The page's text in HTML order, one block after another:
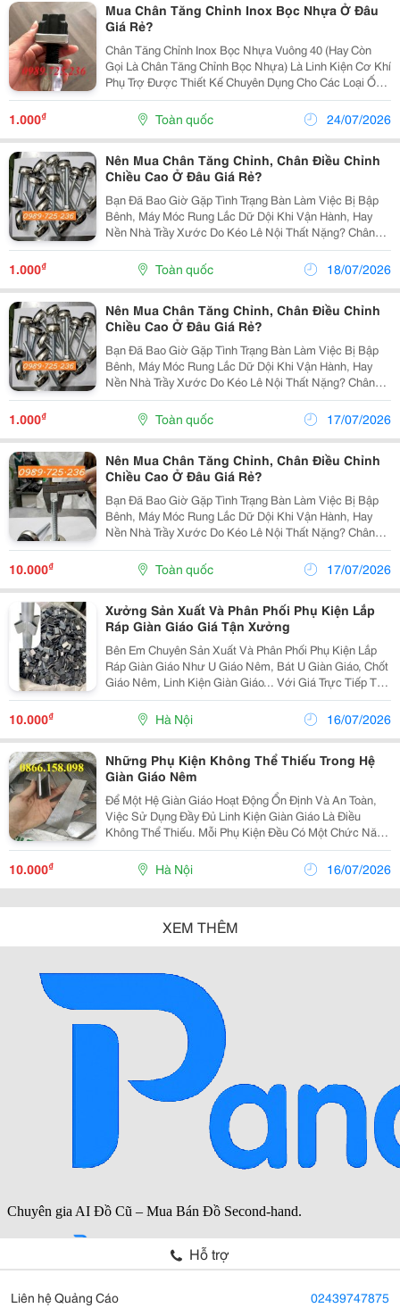
Mua Chân Tăng Chỉnh Inox Bọc Nhựa Ở Đâu
Giá Rẻ?
Chân Tăng Chỉnh Inox Bọc Nhựa Vuông 40 (Hay Còn
Gọi Là Chân Tăng Chỉnh Bọc Nhựa) Là Linh Kiện Cơ Khí
Phụ Trợ Được Thiết Kế Chuyên Dụng Cho Các Loại Ống
Hộp Vuông Có Kích Thước 40X40Mm. Sản Phẩm Là Sự
Kết Hợp Hoàn Hảo Giữa Cốt Ren Bằng Inox Bên...
1.000₫ Toàn quốc 24/07/2026
Nên Mua Chân Tăng Chỉnh, Chân Điều Chỉnh
Chiều Cao Ở Đâu Giá Rẻ?
Bạn Đã Bao Giờ Gặp Tình Trạng Bàn Làm Việc Bị Bập
Bênh, Máy Móc Rung Lắc Dữ Dội Khi Vận Hành, Hay
Nền Nhà Trầy Xước Do Kéo Lê Nội Thất Nặng? Chân
Tăng Chỉnh Đế Cao Su Chính Là Giải Pháp Kỹ Thuật Tối
Ưu Giúp Bạn Giải Quyết Triệt Để Những Phiền Toái...
1.000₫ Toàn quốc 18/07/2026
Nên Mua Chân Tăng Chỉnh, Chân Điều Chỉnh
Chiều Cao Ở Đâu Giá Rẻ?
Bạn Đã Bao Giờ Gặp Tình Trạng Bàn Làm Việc Bị Bập
Bênh, Máy Móc Rung Lắc Dữ Dội Khi Vận Hành, Hay
Nền Nhà Trầy Xước Do Kéo Lê Nội Thất Nặng? Chân
Tăng Chỉnh Đế Cao Su Chính Là Giải Pháp Kỹ Thuật Tối
Ưu Giúp Bạn Giải Quyết Triệt Để Những Phiền Toái...
1.000₫ Toàn quốc 17/07/2026
Nên Mua Chân Tăng Chỉnh, Chân Điều Chỉnh
Chiều Cao Ở Đâu Giá Rẻ?
Bạn Đã Bao Giờ Gặp Tình Trạng Bàn Làm Việc Bị Bập
Bênh, Máy Móc Rung Lắc Dữ Dội Khi Vận Hành, Hay
Nền Nhà Trầy Xước Do Kéo Lê Nội Thất Nặng? Chân
Tăng Chỉnh Đế Cao Su Chính Là Giải Pháp Kỹ Thuật Tối
Ưu Giúp Bạn Giải Quyết Triệt Để Những Phiền Toái...
10.000₫ Toàn quốc 17/07/2026
Xưởng Sản Xuất Và Phân Phối Phụ Kiện Lắp
Ráp Giàn Giáo Giá Tận Xưởng
Bên Em Chuyên Sản Xuất Và Phân Phối Phụ Kiện Lắp
Ráp Giàn Giáo Như U Giáo Nêm, Bát U Giàn Giáo, Chốt
Giáo Nêm, Linh Kiện Giàn Giáo... Với Giá Trực Tiếp Tại
Xưởng, Không Qua Trung Gian. ✅ Cung Cấp Số Lượng
Lớn Cho Đại Lý, Nhà Thầu Và Công Trình Trên...
10.000₫ Hà Nội 16/07/2026
Những Phụ Kiện Không Thể Thiếu Trong Hệ
Giàn Giáo Nêm
Để Một Hệ Giàn Giáo Hoạt Động Ổn Định Và An Toàn,
Việc Sử Dụng Đầy Đủ Linh Kiện Giàn Giáo Là Điều
Không Thể Thiếu. Mỗi Phụ Kiện Đều Có Một Chức Năng
Riêng, Góp Phần Tạo Nên Kết Cấu Đồng Bộ Và Chắc
Chắn. Trong Đó, Bát U Giàn Giáo Được Hàn Trên Cây...
10.000₫ Hà Nội 16/07/2026
XEM THÊM
Hỗ trợ
Liên hệ Quảng Cáo 02439747875